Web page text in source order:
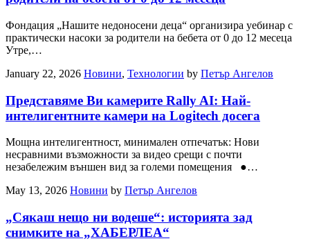
Фондация „Нашите недоносени деца“ организира уебинар с
практически насоки за родители на бебета от 0 до 12 месеца
Утре,…
January 22, 2026 Новини, Технологии by Петър Ангелов
Представяме Ви камерите Rally AI: Най-
интелигентните камери на Logitech досега
Мощна интелигентност, минимален отпечатък: Нови
несравними възможности за видео срещи с почти
незабележим външен вид за големи помещения ●…
May 13, 2026 Новини by Петър Ангелов
„Сякаш нещо ни водеше“: историята зад
снимките на „ХАБЕРЛЕА“